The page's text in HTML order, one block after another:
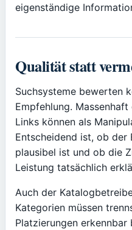
eigenständige
Qualität statt
Suchsysteme bewerten
Empfehlung.
Links können als
Entscheidend ist, ob der
plausibel ist und ob die
Leistung tatsächlich
Auch der
Kategorien müssen
Platzierungen